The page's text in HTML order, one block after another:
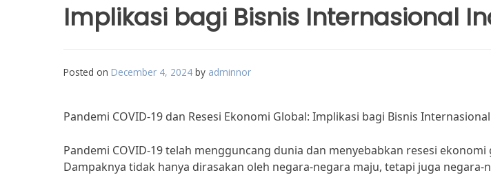
Implikasi bagi Bisnis Internasional
Posted on December 4, 2024 by adminnor
Pandemi COVID-19 dan Resesi Ekonomi Global: Implikasi bagi Bisnis
Pandemi COVID-19 telah mengguncang dunia dan menyebabkan resesi
Dampaknya tidak hanya dirasakan oleh negara-negara maju, tetapi juga